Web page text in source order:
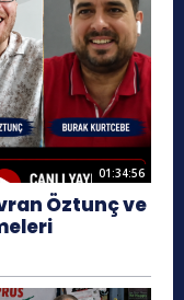
01:34:56
Öztunç ve